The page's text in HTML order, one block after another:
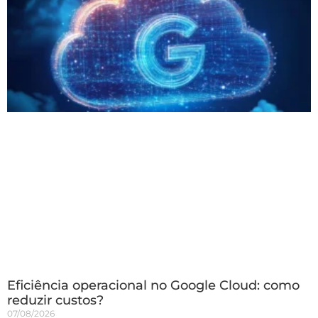
Eficiência operacional no Google Cloud: como
reduzir custos?
07/08/2026